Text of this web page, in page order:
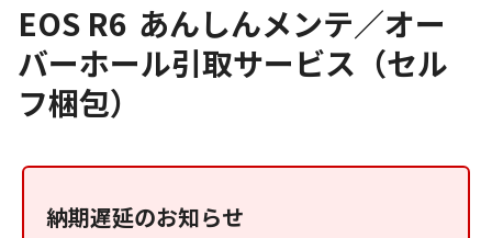
EOS R6 あんしんメンテ／オー
バーホール引取サービス（セル
フ梱包）
納期遅延のお知らせ